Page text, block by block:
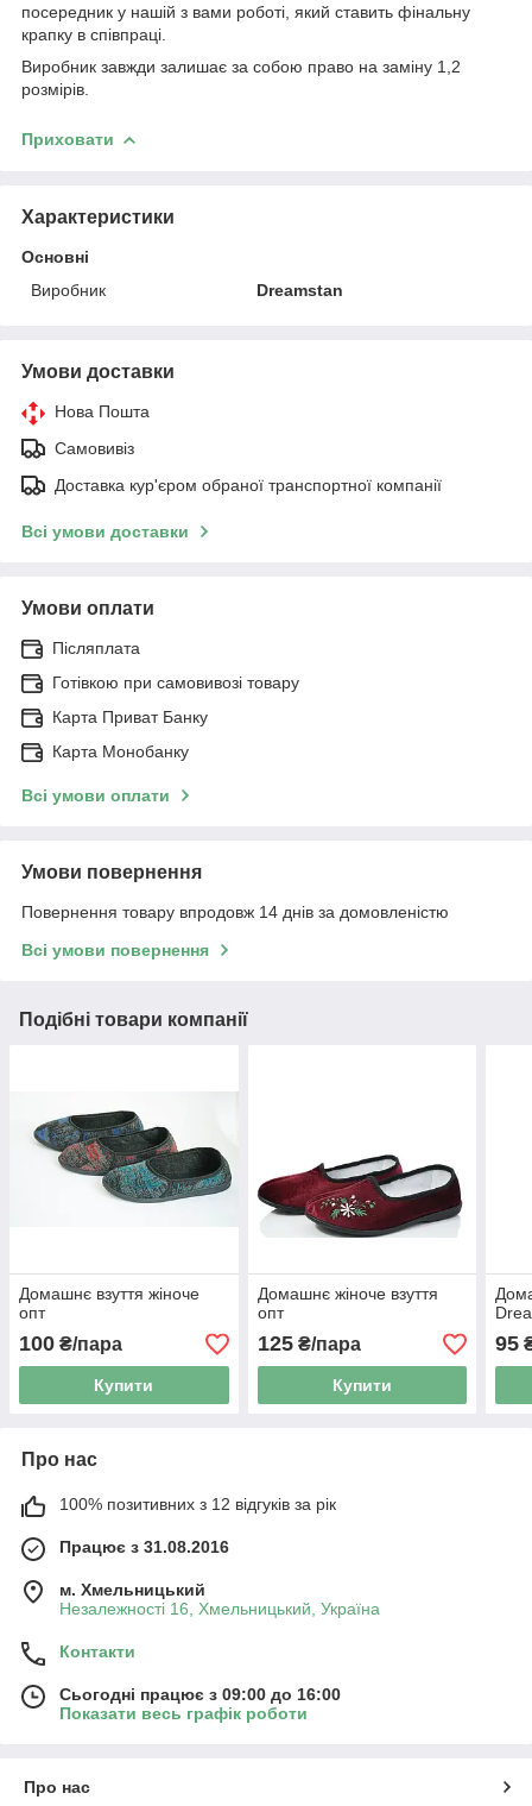
посередник у нашій з вами роботі, який ставить фінальну
крапку в співпраці.
Виробник завжди залишає за собою право на заміну 1,2
розмірів.
Приховати
Характеристики
Основні
Виробник
Dreamstan
Умови доставки
Нова Пошта
Самовивіз
Доставка кур'єром обраної транспортної компанії
Всі умови доставки
Умови оплати
Післяплата
Готівкою при самовивозі товару
Карта Приват Банку
Карта Монобанку
Всі умови оплати
Умови повернення
Повернення товару впродовж 14 днів за домовленістю
Всі умови повернення
Подібні товари компанії
Домашнє взуття жіноче
опт
100 ₴/пара
Купити
Домашнє жіноче взуття
опт
125₴/пара
Купити
95
Про нас
100% позитивних з 12 відгуків за рік
Працює з 31.08.2016
м. Хмельницький
Незалежності 16, Хмельницький, Україна
Контакти
Сьогодні працює з 09:00 до 16:00
Показати весь графік роботи
Про нас